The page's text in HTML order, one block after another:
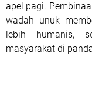
apel pagi.
wadah unuk
lebih humanis,
masyarakat di